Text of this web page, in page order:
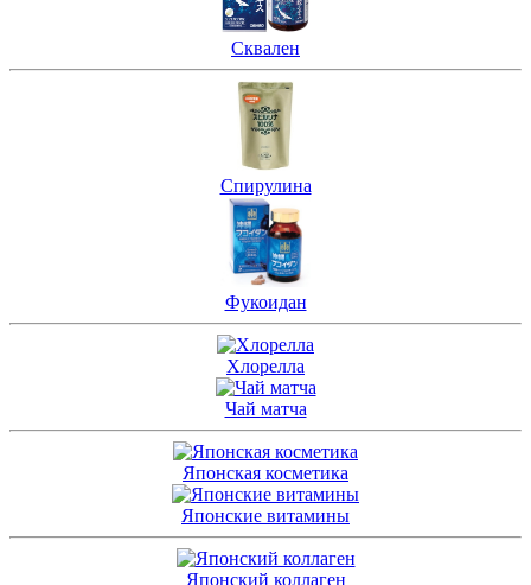
Сквален
Спирулина
Фукоидан
Хлорелла
Чай матча
Японская косметика
Японские витамины
Японский коллаген